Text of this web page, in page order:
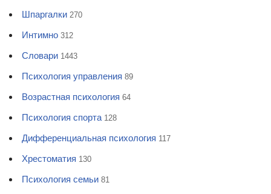
Шпаргалки 270
Интимно 312
Словари 1443
Психология управления 89
Возрастная психология 64
Психология спорта 128
Дифференциальная психология 117
Хрестоматия 130
Психология семьи 81